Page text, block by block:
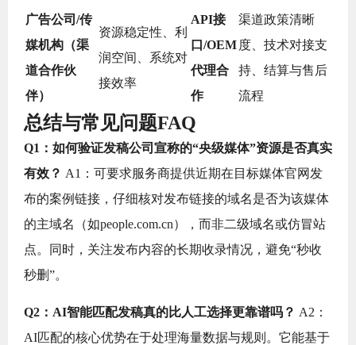
广告公司/传
媒机构（渠
道合作伙
伴）
资源稳定性、利
润空间、系统对
接效率
API接
口/OEM
代理合
作
渠道政策清晰
度、技术对接支
持、结算与售后
流程
总结与常见问题FAQ
Q1：如何验证发稿公司宣称的“央级媒体”资源是否真实
有效？ A1：可要求服务商提供近期在目标媒体官网发
布的案例链接，仔细核对发布链接的域名是否为该媒体
的主域名（如people.com.cn），而非二级域名或仿冒站
点。同时，关注发布内容的长期收录情况，避免“秒收
秒删”。
Q2：AI智能匹配发稿真的比人工选择更靠谱吗？ A2：
AI匹配的核心优势在于处理海量数据与规则。它能基于